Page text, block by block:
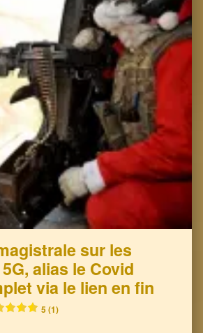
sur les
alias le Covid
via le lien en fin
5 (1)